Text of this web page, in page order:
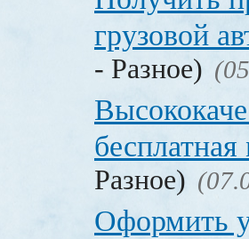
грузовой
- Разное)
Разное)
Оформить